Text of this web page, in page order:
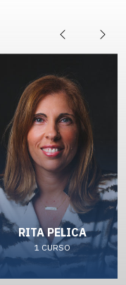
RITA PELICA
1 CURSO